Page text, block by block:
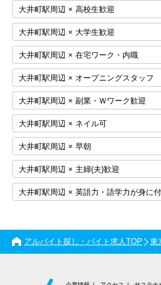
大井町駅周辺 × 高校生歓迎
大井町駅周辺 × 大学生歓迎
大井町駅周辺 × 在宅ワーク・内職
大井町駅周辺 × オープニングスタッフ
大井町駅周辺 × 副業・Ｗワーク歓迎
大井町駅周辺 × ネイル可
大井町駅周辺 × 早朝
大井町駅周辺 × 主婦(夫)歓迎
大井町駅周辺 × 英語力・語学力が身に付
アルバイト探し・バイト求人TOP 東